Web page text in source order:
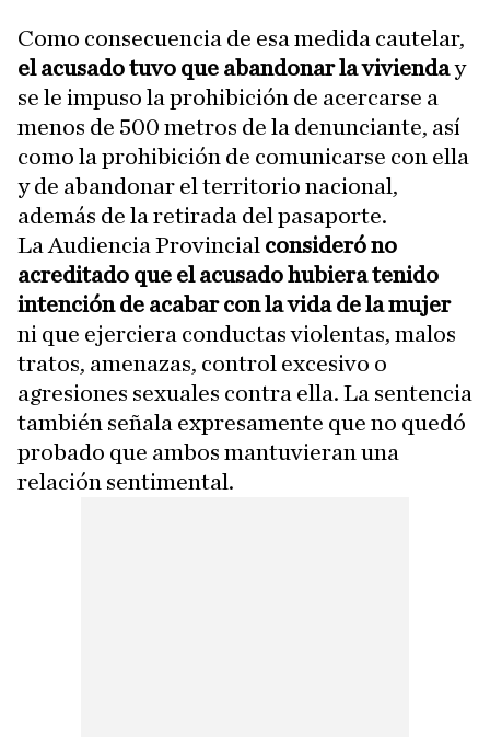
Como consecuencia de esa medida cautelar,
el acusado tuvo que abandonar la vivienday
se le impuso la prohibición de acercarse a
menos de 500 metros de la denunciante, así
como la prohibición de comunicarse con ella
y de abandonar el territorio nacional,
además de la retirada del pasaporte.
La Audiencia Provincial consideró no
acreditado que el acusado hubiera tenido
intención de acabar con la vida de la mujer
ni que ejerciera conductas violentas, malos
tratos, amenazas, control excesivo o
agresiones sexuales contra ella. La sentencia
también señala expresamente que no quedó
probado que ambos mantuvieran una
relación sentimental.